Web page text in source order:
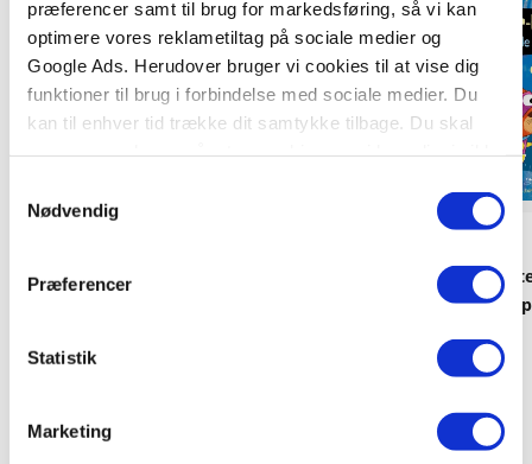
præferencer samt til brug for markedsføring, så vi kan
optimere vores reklametiltag på sociale medier og
Google Ads. Herudover bruger vi cookies til at vise dig
funktioner til brug i forbindelse med sociale medier. Du
kan til enhver tid trække dit samtykke tilbage. Du skal
tilbagetrækker et samtykke.
Nødvendig
Præferencer
Statistik
Marketing
Dyrenes Superhelteklub: Super-Haj
239,95 KR.
Hardcover
Dyrenes
og den drivvåde
Russell Punter
99,95 KR.